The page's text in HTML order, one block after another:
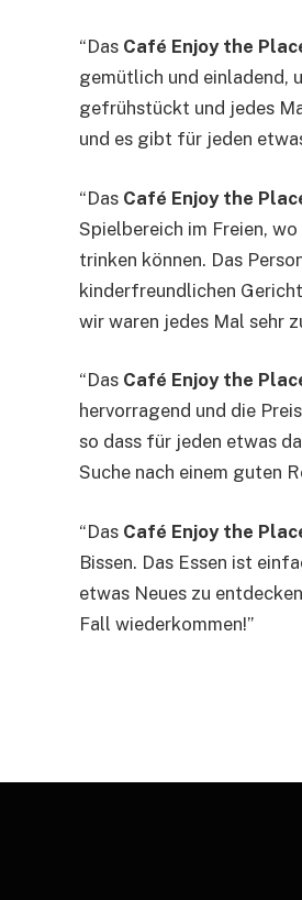
“Das Café Enjoy the
gemütlich und einladend,
gefrühstückt und jedes
und es gibt für jeden
“Das Café Enjoy the
Spielbereich im Freien,
trinken können. Das
kinderfreundlichen
wir waren jedes Mal sehr
“Das Café Enjoy the
hervorragend und die
so dass für jeden etwas
Suche nach einem guten
“Das Café Enjoy the
Bissen. Das Essen ist
etwas Neues zu
Fall wiederkommen!”